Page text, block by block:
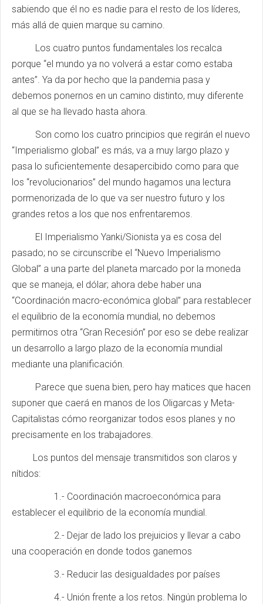
sabiendo que él no es nadie para el resto de los líderes,
más allá de quien marque su camino.
Los cuatro puntos fundamentales los recalca
porque “el mundo ya no volverá a estar como estaba
antes”. Ya da por hecho que la pandemia pasa y
debemos ponernos en un camino distinto, muy diferente
al que se ha llevado hasta ahora.
Son como los cuatro principios que regirán el nuevo
“Imperialismo global” es más, va a muy largo plazo y
pasa lo suficientemente desapercibido como para que
los “revolucionarios” del mundo hagamos una lectura
pormenorizada de lo que va ser nuestro futuro y los
grandes retos a los que nos enfrentaremos.
El Imperialismo Yanki/Sionista ya es cosa del
pasado; no se circunscribe el “Nuevo Imperialismo
Global” a una parte del planeta marcado por la moneda
que se maneja, el dólar; ahora debe haber una
“Coordinación macro-económica global” para restablecer
el equilibrio de la economía mundial, no debemos
permitirnos otra “Gran Recesión” por eso se debe realizar
un desarrollo a largo plazo de la economía mundial
mediante una planificación.
Parece que suena bien, pero hay matices que hacen
suponer que caerá en manos de los Oligarcas y Meta-
Capitalistas cómo reorganizar todos esos planes y no
precisamente en los trabajadores.
Los puntos del mensaje transmitidos son claros y
nítidos:
1.- Coordinación macroeconómica para
establecer el equilibrio de la economía mundial.
2.- Dejar de lado los prejuicios y llevar a cabo
una cooperación en donde todos ganemos
3.- Reducir las desigualdades por países
4.- Unión frente a los retos. Ningún problema lo